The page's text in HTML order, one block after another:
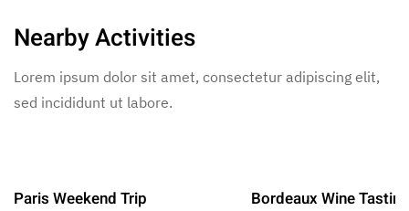
Nearby Activities
Lorem ipsum dolor sit amet, consectetur adipiscing elit,
sed incididunt ut labore.
Paris Weekend Trip Bordeaux Wine Tasting